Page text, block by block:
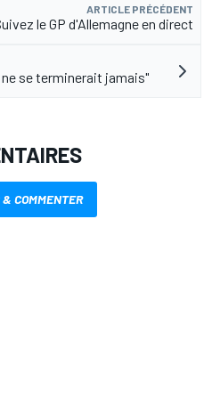
ARTICLE PRÉCÉDENT
le GP d'Allemagne en direct
se terminerait jamais"
COMMENTER